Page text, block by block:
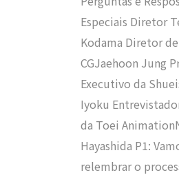
Especiais Diretor
Kodama Diretor de
CGJaehoon Jung
Executivo da
Iyoku
da Toei
Hayashida P1:
relembrar o